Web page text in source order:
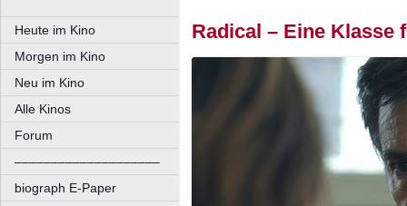
Heute im Kino
Morgen im Kino
Neu im Kino
Alle Kinos
Forum
––––––––––––––––––––
biograph E-Paper
Radical – Eine Klasse